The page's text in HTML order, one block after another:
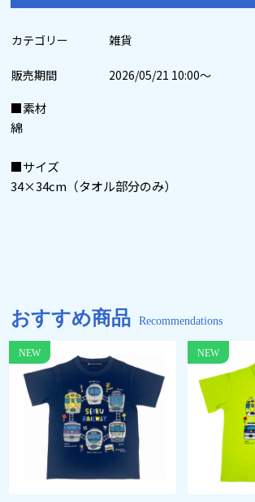
カテゴリー 雑貨
販売期間 2026/05/21 10:00～
■素材
綿
■サイズ
34×34cm（タオル部分のみ）
おすすめ商品 Recommendations